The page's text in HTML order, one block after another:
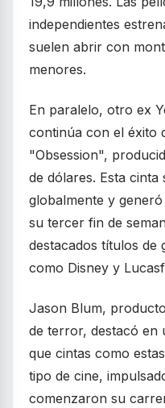
independientes
suelen abrir con
menores.
En paralelo, otro ex
continúa con el éxito
"Obsession",
de dólares. Esta cinta
globalmente y
su tercer fin de
destacados títulos de
como Disney y
Jason Blum,
de terror, destacó en
que cintas como
tipo de cine,
comenzaron su